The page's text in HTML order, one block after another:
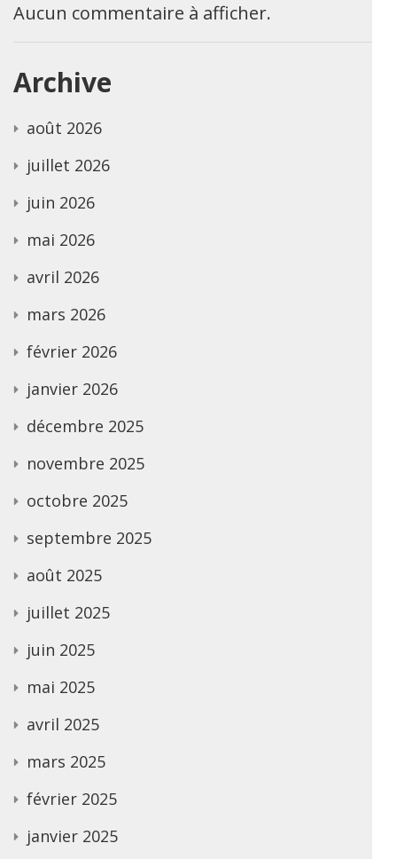
Aucun commentaire à afficher.
Archive
août 2026
juillet 2026
juin 2026
mai 2026
avril 2026
mars 2026
février 2026
janvier 2026
décembre 2025
novembre 2025
octobre 2025
septembre 2025
août 2025
juillet 2025
juin 2025
mai 2025
avril 2025
mars 2025
février 2025
janvier 2025